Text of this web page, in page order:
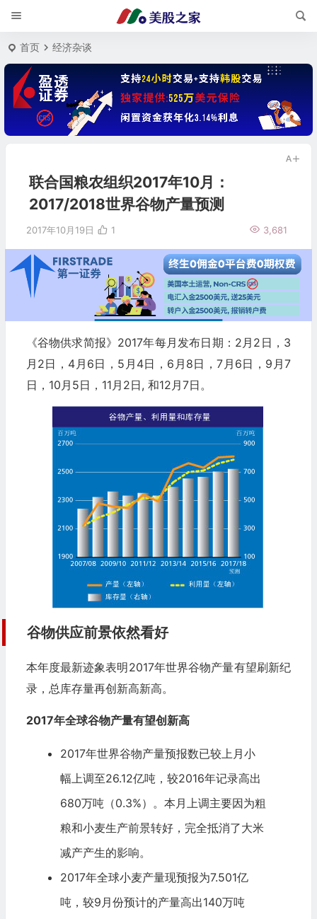
首页 经济杂谈
联合国粮农组织2017年10月：
2017/2018世界谷物产量预测
2017年10月19日 3,681
1
《谷物供求简报》2017年每月发布日期：2月2日，3
月2日，4月6日，5月4日，6月8日，7月6日，9月7
日，10月5日，11月2日, 和12月7日。
谷物供应前景依然看好
本年度最新迹象表明2017年世界谷物产量有望刷新纪
录，总库存量再创新高新高。
2017年全球谷物产量有望创新高
2017年世界谷物产量预报数已较上月小
幅上调至26.12亿吨，较2016年记录高出
680万吨（0.3%）。本月上调主要因为粗
粮和小麦生产前景转好，完全抵消了大米
减产产生的影响。
2017年全球小麦产量现预报为7.501亿
吨，较9月份预计的产量高出140万吨